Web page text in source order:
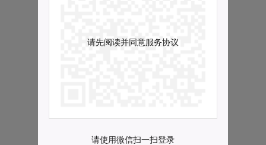
请先阅读并同意服务协议
请使用微信扫一扫登录